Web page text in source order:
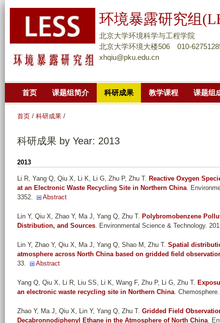
页
主
要
环境暴露研究组
北京大学环境科学与工程学院
北京大学环境大楼506 010-
xhqiu@pku.edu.cn
首页 课题组简介 科研成果 教学课程 课题组
首页 / 科研成果 /
科研成果 by Year: 2013
2013
Li R, Yang Q, Qiu X, Li K, Li G, Zhu P, Zhu T. Reactive Oxygen
at an Electronic Waste Recycling Site in Northern China.
3352.
Abstract
Lin Y, Qiu X, Zhao Y, Ma J, Yang Q, Zhu T. Polybromobenzene
Distribution, and Sources. Environmental Science & Technology.
Lin Y, Zhao Y, Qiu X, Ma J, Yang Q, Shao M, Zhu T. Spatial
atmosphere across North China based on gridded field
33.
Abstract
Yang Q, Qiu X, Li R, Liu SS, Li K, Wang F, Zhu P, Li G, Zhu T.
an electronic waste recycling site in Northern China.
Zhao Y, Ma J, Qiu X, Lin Y, Yang Q, Zhu T. Gridded Field
Decabronnodiphenyl Ethane in the Atmosphere of North China.